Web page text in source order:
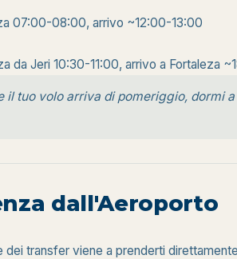
07:00-08:00, arrivo ~12:00-13:00
da Jeri 10:30-11:00, arrivo a Fortaleza
il tuo volo arriva di pomeriggio, dormi
dall'Aeroporto
dei transfer viene a prenderti